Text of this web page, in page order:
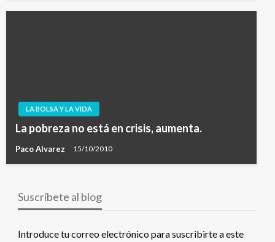
LA BOLSA Y LA VIDA
La pobreza no está en crisis, aumenta.
Paco Alvarez 15/10/2010
Suscríbete al blog
Introduce tu correo electrónico para suscribirte a este